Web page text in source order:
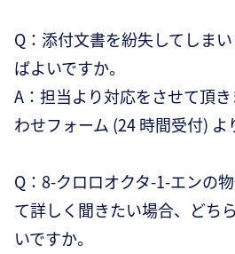
Q：添付文書を紛失してしま
ばよいですか。
A：担当より対応をさせて頂
わせフォーム (24 時間受付) よ
Q：8-クロロオクタ-1-エンの
て詳しく聞きたい場合、どち
いですか。